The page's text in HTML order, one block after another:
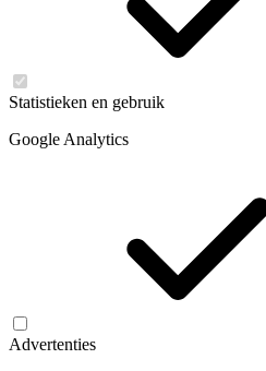
Statistieken en gebruik
Google Analytics
Advertenties